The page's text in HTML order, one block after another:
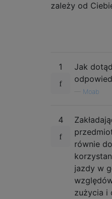
zależy od
1
Jak
Moab
4
równie
jazdy w
zużycia i